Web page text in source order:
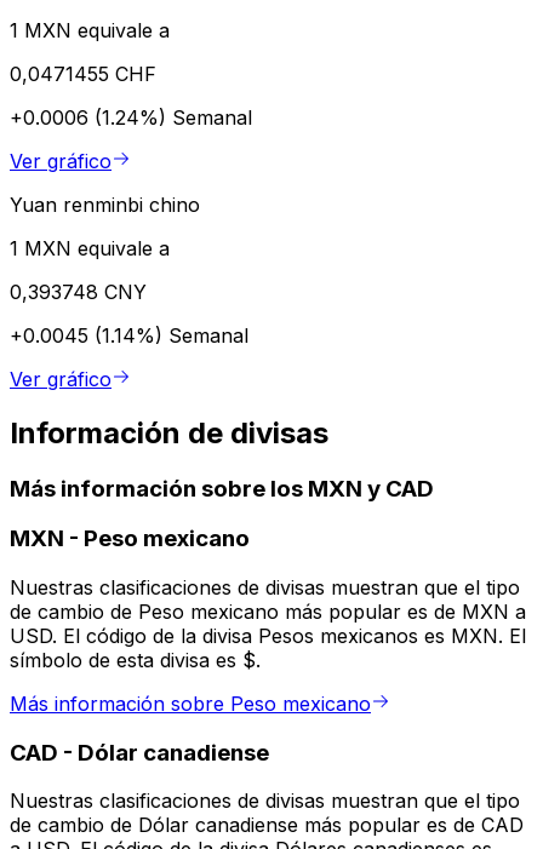
1 MXN equivale a
0,0471455 CHF
+0.0006 (1.24%) Semanal
Ver gráfico
Yuan renminbi chino
1 MXN equivale a
0,393748 CNY
+0.0045 (1.14%) Semanal
Ver gráfico
Información de divisas
Más información sobre los MXN y CAD
MXN - Peso mexicano
Nuestras clasificaciones de divisas muestran que el tipo
de cambio de Peso mexicano más popular es de MXN a
USD. El código de la divisa Pesos mexicanos es MXN. El
símbolo de esta divisa es $.
Más información sobre Peso mexicano
CAD - Dólar canadiense
Nuestras clasificaciones de divisas muestran que el tipo
de cambio de Dólar canadiense más popular es de CAD